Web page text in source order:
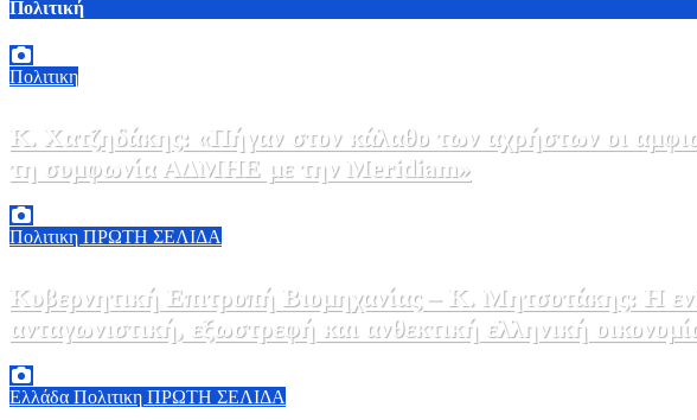
Πολιτική
Πολιτικη
Κ. Χατζηδάκης: «Πήγαν στον κάλαθο των αχρήστων οι
τη συμφωνία ΑΔΜΗΕ με την Meridiam»
Πολιτικη ΠΡΩΤΗ ΣΕΛΙΔΑ
Κυβερνητική Επιτροπή Βιομηχανίας – Κ. Μητσοτάκης: Η
ανταγωνιστική, εξωστρεφή και ανθεκτική ελληνική
Ελλάδα Πολιτικη ΠΡΩΤΗ ΣΕΛΙΔΑ